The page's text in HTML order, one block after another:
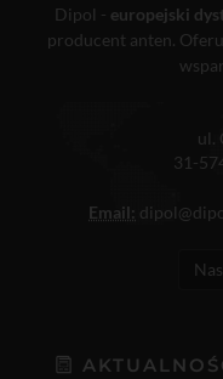
Dipol - europejski
producent anten.
ul.
31-
Email: